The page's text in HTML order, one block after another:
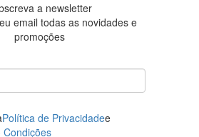
a newsletter
email todas as novidades e
promoções
Política de Privacidadee
Condições